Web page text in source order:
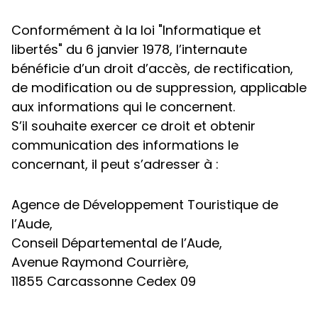
Conformément à la loi "Informatique et
libertés" du 6 janvier 1978, l’internaute
bénéficie d’un droit d’accès, de rectification,
de modification ou de suppression, applicable
aux informations qui le concernent.
S’il souhaite exercer ce droit et obtenir
communication des informations le
concernant, il peut s’adresser à :
Agence de Développement Touristique de
l’Aude,
Conseil Départemental de l’Aude,
Avenue Raymond Courrière,
11855 Carcassonne Cedex 09